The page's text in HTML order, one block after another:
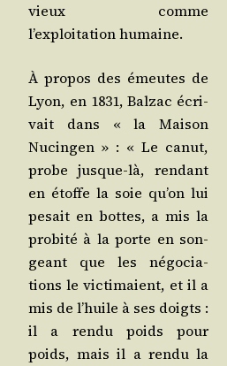
vieux comme
l’exploitation humaine.
À pro­pos des émeutes de
Lyon, en 1831, Bal­zac écri­
vait dans « la Mai­son
Nucin­gen » : « Le canut,
probe jusque-là, ren­dant
en étoffe la soie qu’on lui
pesait en bottes, a mis la
pro­bi­té à la porte en son­
geant que les négo­cia­
tions le vic­ti­maient, et il a
mis de l’huile à ses doigts :
il a ren­du poids pour
poids, mais il a ren­du la